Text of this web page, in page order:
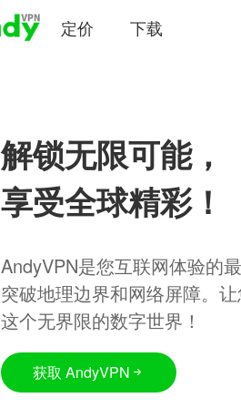
定价 下载
解锁无限可能，
享受全球精彩！
AndyVPN是您互联网体验的
突破地理边界和网络屏障。
这个无界限的数字世界！
获取 AndyVPN